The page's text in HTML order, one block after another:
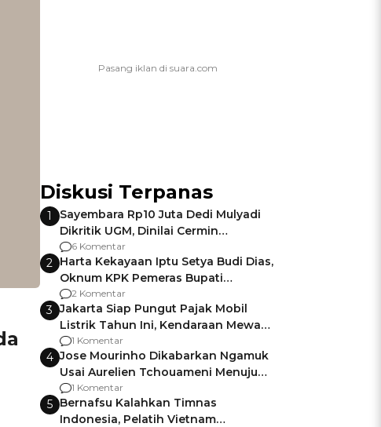
Diskusi Terpanas
1
Sayembara Rp10 Juta Dedi Mulyadi
Dikritik UGM, Dinilai Cermin
Gagalnya Negara Jamin Keamanan
6 Komentar
2 Harta Kekayaan Iptu Setya Budi Dias,
Oknum KPK Pemeras Bupati
Pemalang
2 Komentar
3 Jakarta Siap Pungut Pajak Mobil
Listrik Tahun Ini, Kendaraan Mewah
Kena hingga 75% PKB
1 Komentar
4 Jose Mourinho Dikabarkan Ngamuk
Usai Aurelien Tchouameni Menuju
Manchester United
1 Komentar
5 Bernafsu Kalahkan Timnas
Indonesia, Pelatih Vietnam